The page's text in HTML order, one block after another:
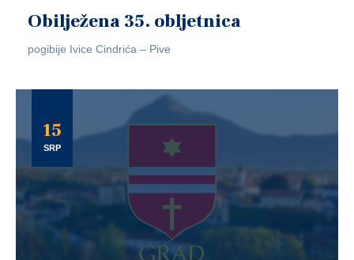
Obilježena 35. obljetnica
pogibije Ivice Cindrića – Pive
15
SRP